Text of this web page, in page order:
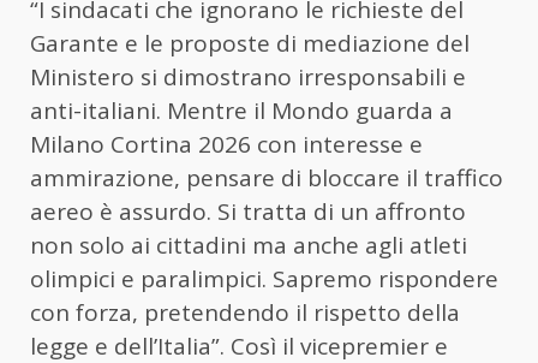
“I sindacati che ignorano le richieste del
Garante e le proposte di mediazione del
Ministero si dimostrano irresponsabili e
anti-italiani. Mentre il Mondo guarda a
Milano Cortina 2026 con interesse e
ammirazione, pensare di bloccare il traffico
aereo è assurdo. Si tratta di un affronto
non solo ai cittadini ma anche agli atleti
olimpici e paralimpici. Sapremo rispondere
con forza, pretendendo il rispetto della
legge e dell’Italia”. Così il vicepremier e